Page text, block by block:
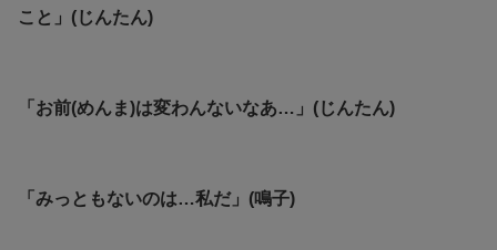
こと」(じんたん)
「お前(めんま)は変わんないなあ…」(じんたん)
「みっともないのは…私だ」(鳴子)